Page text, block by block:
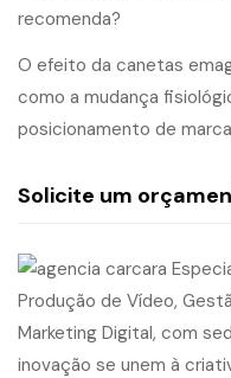
recomenda?
O efeito da canetas
como a mudança
posicionamento de
Solicite um